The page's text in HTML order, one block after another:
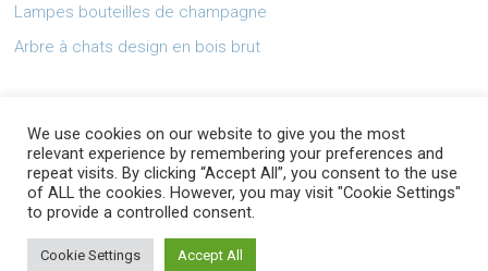
Lampes bouteilles de champagne
Arbre à chats design en bois brut
Mentions légales
AbZ Design
We use cookies on our website to give you the most
relevant experience by remembering your preferences and
repeat visits. By clicking “Accept All”, you consent to the use
of ALL the cookies. However, you may visit "Cookie Settings"
to provide a controlled consent.
Cookie Settings Accept All